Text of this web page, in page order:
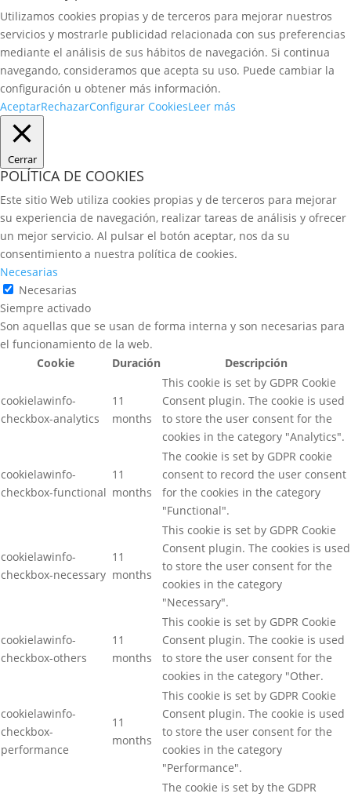
Utilizamos cookies propias y de terceros para mejorar nuestros
servicios y mostrarle publicidad relacionada con sus preferencias
mediante el análisis de sus hábitos de navegación. Si continua
navegando, consideramos que acepta su uso. Puede cambiar la
configuración u obtener más información.
AceptarRechazarConfigurar CookiesLeer más
Cerrar
POLÍTICA DE COOKIES
Este sitio Web utiliza cookies propias y de terceros para mejorar
su experiencia de navegación, realizar tareas de análisis y ofrecer
un mejor servicio. Al pulsar el botón aceptar, nos da su
consentimiento a nuestra política de cookies.
Necesarias
Necesarias
Siempre activado
Son aquellas que se usan de forma interna y son necesarias para
el funcionamiento de la web.
Cookie
Duración Descripción
cookielawinfo-
checkbox-analytics
11
months
This cookie is set by GDPR Cookie
Consent plugin. The cookie is used
to store the user consent for the
cookies in the category "Analytics".
cookielawinfo-
checkbox-functional
11
months
The cookie is set by GDPR cookie
consent to record the user consent
for the cookies in the category
"Functional".
cookielawinfo-
checkbox-necessary
11
months
This cookie is set by GDPR Cookie
Consent plugin. The cookies is used
to store the user consent for the
cookies in the category
"Necessary".
cookielawinfo-
checkbox-others
11
months
This cookie is set by GDPR Cookie
Consent plugin. The cookie is used
to store the user consent for the
cookies in the category "Other.
cookielawinfo-
checkbox-
performance
11
months
This cookie is set by GDPR Cookie
Consent plugin. The cookie is used
to store the user consent for the
cookies in the category
"Performance".
The cookie is set by the GDPR